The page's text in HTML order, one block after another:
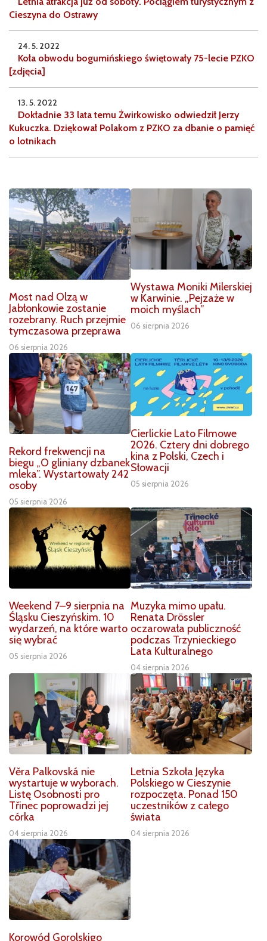
Cieszyna do Ostrawy
24. 5. 2022
Koła obwodu bogumińskiego świętowały 75-lecie PZKO
[zdjęcia]
13. 5. 2022
Dokładnie 33 lata temu Żwirkowisko odwiedził Jerzy
Kukuczka. Dziękował Polakom z PZKO za dbanie o pamięć
o lotnikach
Most nad Olzą w
Jabłonkowie zostanie
rozebrany. Ruch przejmie
tymczasowa przeprawa
06 sierpnia 2026
Wystawa Moniki Milerskiej
w Karwinie. „Pejzaże w
moich myślach”
06 sierpnia 2026
Rekord frekwencji na
biegu „O gliniany dzbanek
mleka”. Wystartowały 242
osoby
05 sierpnia 2026
Cierlickie Lato Filmowe
2026. Cztery dni dobrego
kina z Polski, Czech i
Słowacji
05 sierpnia 2026
Weekend 7–9 sierpnia na
Śląsku Cieszyńskim. 10
wydarzeń, na które warto
się wybrać
05 sierpnia 2026
Muzyka mimo upału.
Renata Drössler
oczarowała publiczność
podczas Trzynieckiego
Lata Kulturalnego
04 sierpnia 2026
Věra Palkovská nie
wystartuje w wyborach.
Listę Osobnosti pro
Třinec poprowadzi jej
córka
04 sierpnia 2026
Letnia Szkoła Języka
Polskiego w Cieszynie
rozpoczęta. Ponad 150
uczestników z całego
świata
04 sierpnia 2026
Korowód Gorolskigo